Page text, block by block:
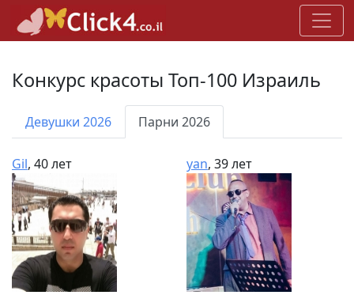
Конкурс красоты Топ-100 Израиль
Девушки 2026 Парни 2026
Gil, 40 лет yan, 39 лет